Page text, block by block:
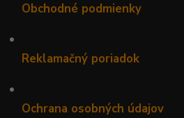
Obchodné podmienky
•
Reklamačný poriadok
•
Ochrana osobných údajov